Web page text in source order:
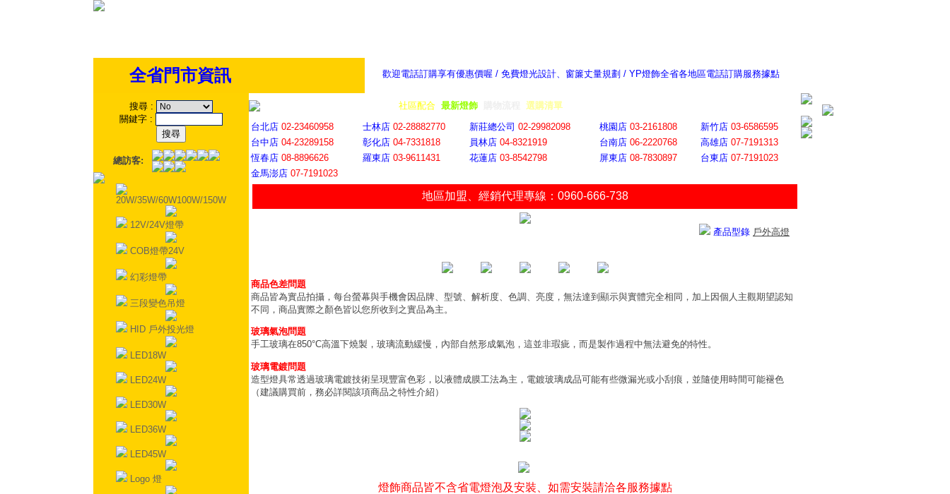
歡迎電話訂購享有優惠價喔 / 免費燈光設計、窗簾丈量規劃 / YP燈飾全省各地區電話訂購服務據點
全省門市資訊
搜尋 :
關鍵字 :
總訪客:
20W/35W/60W100W/150W
12V/24V燈帶
COB燈帶24V
幻彩燈帶
三段變色吊燈
HID 戶外投光燈
LED18W
LED24W
LED30W
LED36W
LED45W
Logo 燈
社區配合 最新燈飾 選購清單
台北店 02-23460958 士林店 02-28882770 新莊總公司 02-29982098 桃園店 03-2161808 新竹店 03-6586595
台中店 04-23289158 彰化店 04-7331818 員林店 04-8321919 台南店 06-2220768 高雄店 07-7191313
恆春店 08-8896626 羅東店 03-9611431 花蓮店 03-8542798 屏東店 08-7830897 台東店 07-7191023
金馬澎店 07-7191023
地區加盟 經銷代理專線：0960-666-738
產品型錄 戶外高燈
商品色差問題
商品皆為實品拍攝，每台螢幕與手機會因品牌、型號、解析度、色調、亮度，無法達到顯示與實體完全相同，加上因個人主觀期望認知
不同，商品實際之顏色皆以您所收到之實品為主。
玻璃氣泡問題
手工玻璃在850°C高溫下燒製，玻璃流動緩慢，內部自然形成氣泡，這並非瑕疵，而是製作過程中無法避免的特性。
玻璃電鍍問題
造型燈具常透過玻璃電鍍技術呈現豐富色彩，以液體成膜工法為主，電鍍玻璃成品可能有些微漏光或小刮痕，並隨使用時間可能褪色
（建議購買前，務必詳閱該項商品之特性介紹）
燈飾商品皆不含省電燈泡及安裝、如需安裝請洽各服務據點